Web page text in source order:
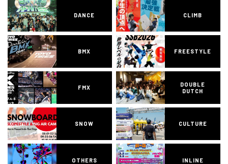
DANCE CLIMB
BMX FREESTYLE
FMX
DOUBLE
DUTCH
SNOW CULTURE
OTHERS INLINE